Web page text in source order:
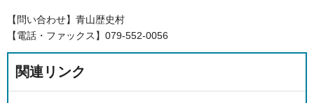
【問い合わせ】青山歴史村
【電話・ファックス】079-552-0056
関連リンク